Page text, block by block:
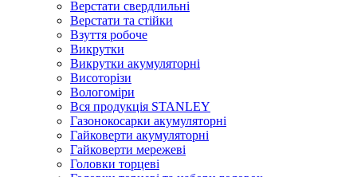
Верстати свердлильні
Верстати та стійки
Взуття робоче
Викрутки
Викрутки акумуляторні
Висоторізи
Вологоміри
Вся продукція STANLEY
Газонокосарки акумуляторні
Гайковерти акумуляторні
Гайковерти мережеві
Головки торцеві